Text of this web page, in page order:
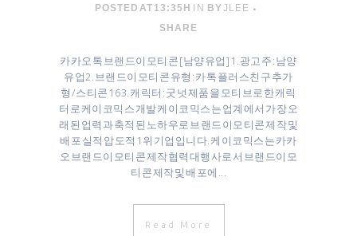
POSTED AT 13:35H IN BYJLEE
SHARE
카카오톡 브랜드이모티콘 [ 남양유업 ] 1. 광고주 : 남양
유업 ​2. 브랜드이모티콘 유형 : 카톡 플러스친구 추가
형/스티콘 16 3. 캐릭터 : 굿넛 제품을 모티브로한 캐릭
터로 케이코믹스 개발 케이코믹스는 업계에서 가장 오
래된 업력과 축적된 노하우로 브랜드이모티콘 제작 및
배포 실적 압도적 1위 기업입니다. 케이코믹스는 카카
오 브랜드이모티콘 제작협력대행사로서 브랜드이모
티콘 제작 및 배포에...
Read More